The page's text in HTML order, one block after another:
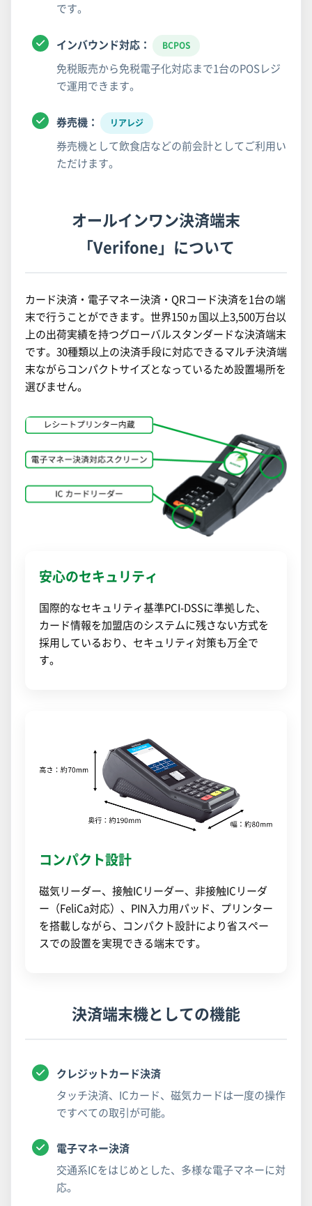
です。
インバウンド対応： BCPOS
免税販売から免税電子化対応まで1台のPOSレジ
で運用できます。
券売機： リアレジ
券売機として飲食店などの前会計としてご利用い
ただけます。
オールインワン決済端末
「Verifone」について
カード決済・電子マネー決済・QRコード決済を1台の端
末で行うことができます。世界150ヵ国以上3,500万台以
上の出荷実績を持つグローバルスタンダードな決済端末
です。30種類以上の決済手段に対応できるマルチ決済端
末ながらコンパクトサイズとなっているため設置場所を
選びません。
安心のセキュリティ
国際的なセキュリティ基準PCI-DSSに準拠した、
カード情報を加盟店のシステムに残さない方式を
採用しているおり、セキュリティ対策も万全で
す。
コンパクト設計
磁気リーダー、接触ICリーダー、非接触ICリーダ
ー（FeliCa対応）、PIN入力用パッド、プリンター
を搭載しながら、コンパクト設計により省スペー
スでの設置を実現できる端末です。
決済端末機としての機能
クレジットカード決済
タッチ決済、ICカード、磁気カードは一度の操作
ですべての取引が可能。
電子マネー決済
交通系ICをはじめとした、多様な電子マネーに対
応。